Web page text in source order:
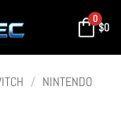
0
$0
/ NINTENDO